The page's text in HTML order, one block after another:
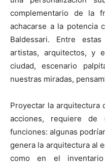
complementario de la
achacarse a la potencia
Baldessari. Entre
artistas, arquitectos, y
ciudad, escenario
nuestras miradas,
Proyectar la arquitectura
acciones, requiere de
funciones: algunas
genera la arquitectura al
como en el